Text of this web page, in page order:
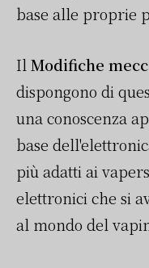
base alle proprie
Il Modifiche
dispongono di
una conoscenza
base
più adatti ai
elettronici che si
al mondo del